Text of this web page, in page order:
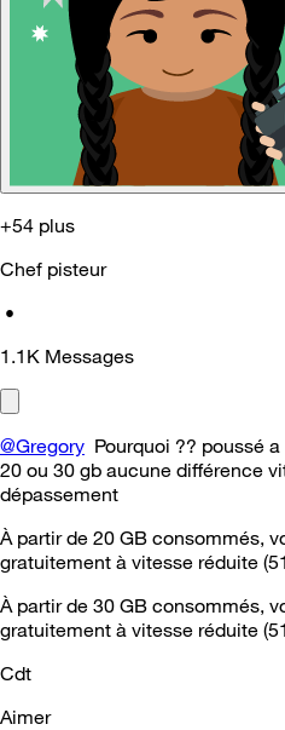
+54 plus
Chef pisteur
•
1.1K Messages
@Gregory Pourquoi ?? poussé
20 ou 30 gb aucune différence
dépassement
À partir de 20 GB consommés,
gratuitement à vitesse réduite
À partir de 30 GB consommés,
gratuitement à vitesse réduite
Cdt
Aimer